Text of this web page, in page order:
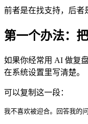
前者是在找支持，后者
第一个办法：
如果你经常用 AI 做复
在系统设置里写清楚。
可以复制这一段：
我不喜欢被迎合。回答我的